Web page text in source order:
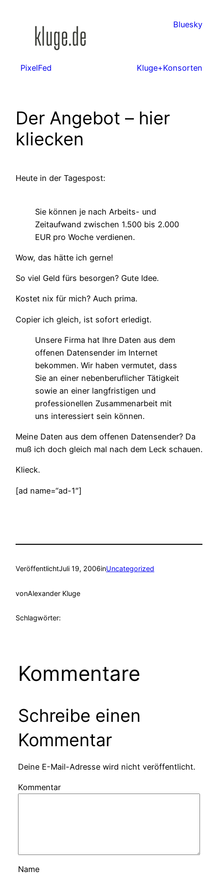
Bluesky
PixelFed Kluge+Konsorten
Der Angebot – hier
kliecken
Heute in der Tagespost:
Sie können je nach Arbeits- und
Zeitaufwand zwischen 1.500 bis 2.000
EUR pro Woche verdienen.
Wow, das hätte ich gerne!
So viel Geld fürs besorgen? Gute Idee.
Kostet nix für mich? Auch prima.
Copier ich gleich, ist sofort erledigt.
Unsere Firma hat Ihre Daten aus dem
offenen Datensender im Internet
bekommen. Wir haben vermutet, dass
Sie an einer nebenberuflicher Tätigkeit
sowie an einer langfristigen und
professionellen Zusammenarbeit mit
uns interessiert sein können.
Meine Daten aus dem offenen Datensender? Da
muß ich doch gleich mal nach dem Leck schauen.
Klieck.
[ad name=“ad-1″]
VeröffentlichtJuli 19, 2006inUncategorized
vonAlexander Kluge
Schlagwörter:
Kommentare
Schreibe einen
Kommentar
Deine E-Mail-Adresse wird nicht veröffentlicht.
Kommentar
Name